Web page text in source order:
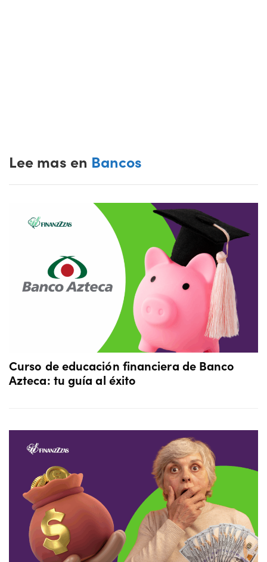
Lee mas en Bancos
Curso de educación financiera de Banco
Azteca: tu guía al éxito